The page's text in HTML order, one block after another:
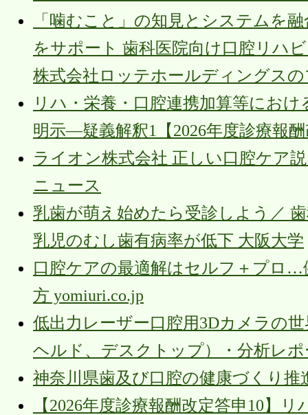
「噛むこと」の知見とシステムを
をサポート 歯科医院向け口腔リハ
株式会社ロッテホールディングス
リハ・栄養・口腔連携加算等にお
明示―疑義解釈1【2026年度診療報酬
ライオン株式会社 正しい口腔ケア
ニュース
乳歯が萌え始めたら受診しよう／
乳児のむし歯有病率が低下 大阪大学
口腔ケアの最適解はセルフ＋プロ
方 yomiuri.co.jp
低出力レーザー口腔用3Dカメラの
ヘルド、デスクトップ）・分析レ
神奈川県歯及び口腔の健康づくり推
【2026年度診療報酬改定答申10】